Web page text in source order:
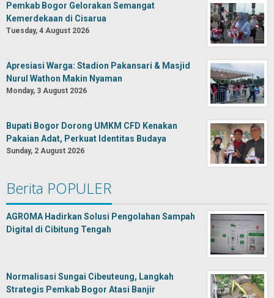
Pemkab Bogor Gelorakan Semangat
Kemerdekaan di Cisarua
Tuesday, 4 August 2026
Apresiasi Warga: Stadion Pakansari & Masjid
Nurul Wathon Makin Nyaman
Monday, 3 August 2026
Bupati Bogor Dorong UMKM CFD Kenakan
Pakaian Adat, Perkuat Identitas Budaya
Sunday, 2 August 2026
Berita POPULER
AGROMA Hadirkan Solusi Pengolahan Sampah
Digital di Cibitung Tengah
Normalisasi Sungai Cibeuteung, Langkah
Strategis Pemkab Bogor Atasi Banjir